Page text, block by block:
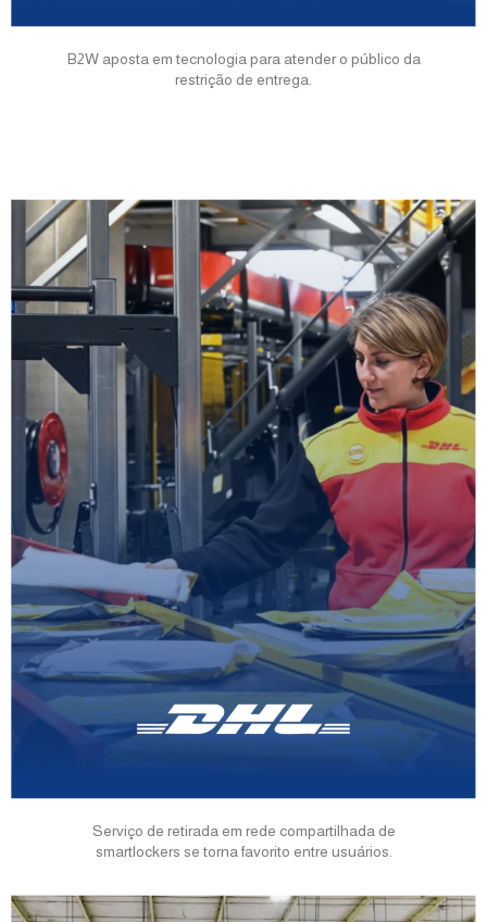
B2W aposta em tecnologia para atender o público da
restrição de entrega.
Serviço de retirada em rede compartilhada de
smartlockers se torna favorito entre usuários.